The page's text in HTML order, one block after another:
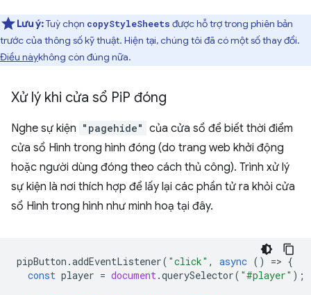
Lưu ý:Tuỳ chọn copyStyleSheets được hỗ trợ trong phiên bản
trước của thông số kỹ thuật. Hiện tại, chúng tôi đã có một số thay đổi.
Điều nàykhông còn đúng nữa.
Xử lý khi cửa sổ PiP đóng
Nghe sự kiện "pagehide" của cửa sổ để biết thời điểm
cửa sổ Hình trong hình đóng (do trang web khởi động
hoặc người dùng đóng theo cách thủ công). Trình xử lý
sự kiện là nơi thích hợp để lấy lại các phần tử ra khỏi cửa
sổ Hình trong hình như minh hoạ tại đây.
pipButton .addEventListener( "click" , async () => {
const player = document .querySelector( "#player" );